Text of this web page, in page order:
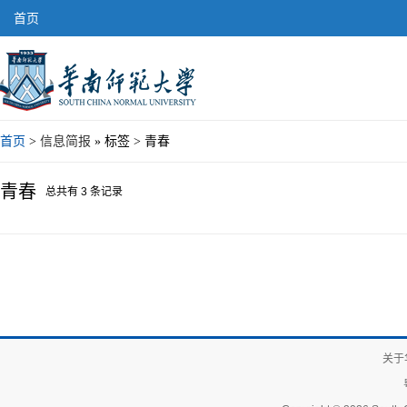
首页
首页 > 信息简报 » 标签 > 青春
青春 总共有 3 条记录
关于